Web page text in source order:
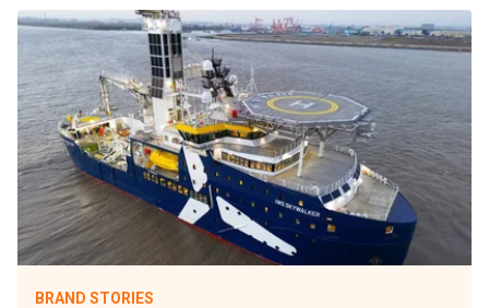
BRAND STORIES